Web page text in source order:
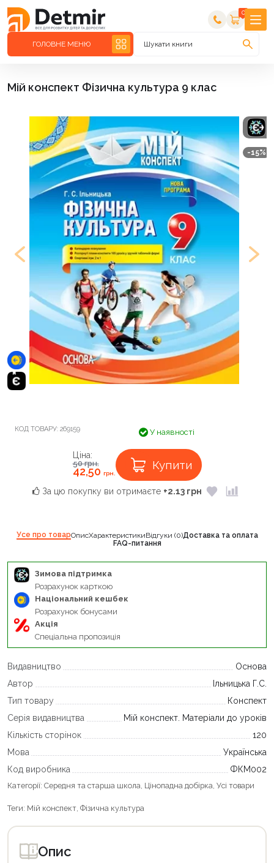
0
ГОЛОВНЕ МЕНЮ Шукати книги
Мій конспект Фізична культура 9 клас
-15%
КОД ТОВАРУ: 269159 У наявності
Ціна:
50грн.
42,50 грн.
Купити
За цю покупку ви отримаєте +2.13 грн
Усе про товарОписХарактеристикиВідгуки (0)Доставка та оплата
FAQ-питання
Зимова підтримка
Розрахунок карткою
Національний кешбек
Розрахунок бонусами
Акція
Спеціальна пропозиція
Видавництво
Основа
Автор
Ільницька Г.С.
Тип товару
Конспект
Серія видавництва
Мій конспект. Матеріали до уроків
Кількість сторінок
120
Мова
Українська
Код виробника
ФКМ002
Категорії: Середня та старша школа, Цінопадна добірка, Усі товари
Теги: Мій конспект, Фізична культура
Опис